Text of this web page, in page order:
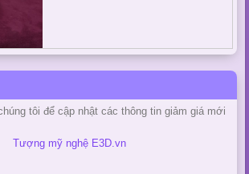
tôi để cập nhật các thông tin giảm giá mới
Tượng mỹ nghệ E3D.vn